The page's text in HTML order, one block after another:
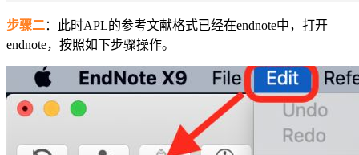
步骤二：此时APL的参考文献格式已经在endnote中，打开
endnote，按照如下步骤操作。